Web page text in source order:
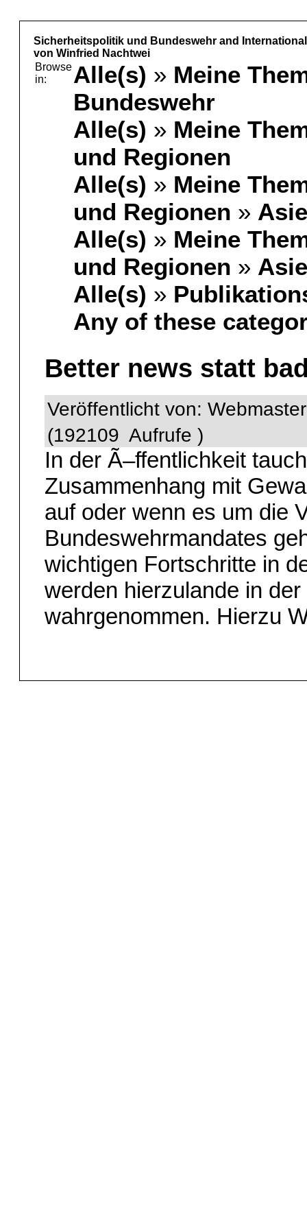
Sicherheitspolitik und Bundeswehr and
von Winfried Nachtwei
Browse
in:
Alle(s) » Meine
Bundeswehr
Alle(s) » Meine
und Regionen
Alle(s) » Meine
und Regionen »
Alle(s) » Meine
und Regionen »
Alle(s) »
Any of these
Better news statt
Veröffentlicht von:
(192109 Aufrufe )
In der Ã–ffentlichkeit
Zusammenhang mit
auf oder wenn es um die
Bundeswehrmandates
wichtigen Fortschritte in
werden hierzulande in
wahrgenommen. Hierzu